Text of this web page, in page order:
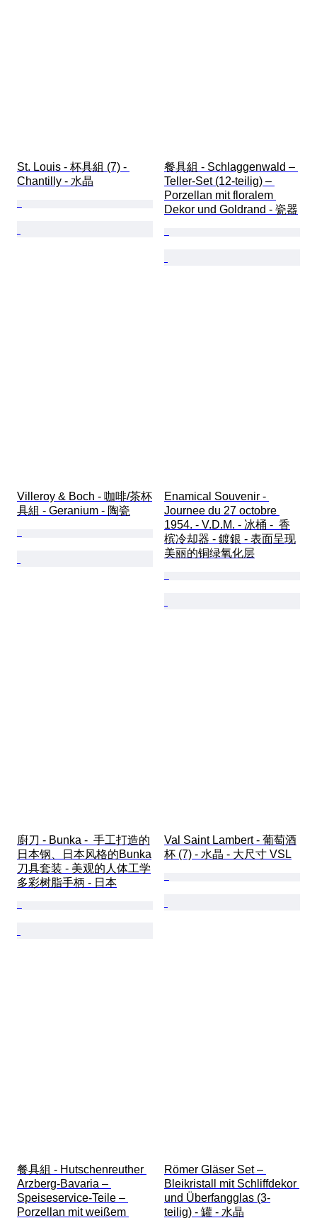
St. Louis - 杯具組 (7) -
Chantilly - 水晶
餐具組 - Schlaggenwald –
Teller-Set (12-teilig) –
Porzellan mit floralem
Dekor und Goldrand - 瓷器
Villeroy & Boch - 咖啡/茶杯
具組 - Geranium - 陶瓷
Enamical Souvenir -
Journee du 27 octobre
1954. - V.D.M. - 冰桶 -  香
槟冷却器 - 鍍銀 - 表面呈现
美丽的铜绿氧化层
廚刀 - Bunka -  手工打造的
日本钢、日本风格的Bunka
刀具套装 - 美观的人体工学
多彩树脂手柄 - 日本
Val Saint Lambert - 葡萄酒
杯 (7) - 水晶 - 大尺寸 VSL
餐具組 - Hutschenreuther
Arzberg-Bavaria –
Speiseservice-Teile –
Porzellan mit weißem
Römer Gläser Set –
Bleikristall mit Schliffdekor
und Überfangglas (3-
teilig) - 罐 - 水晶